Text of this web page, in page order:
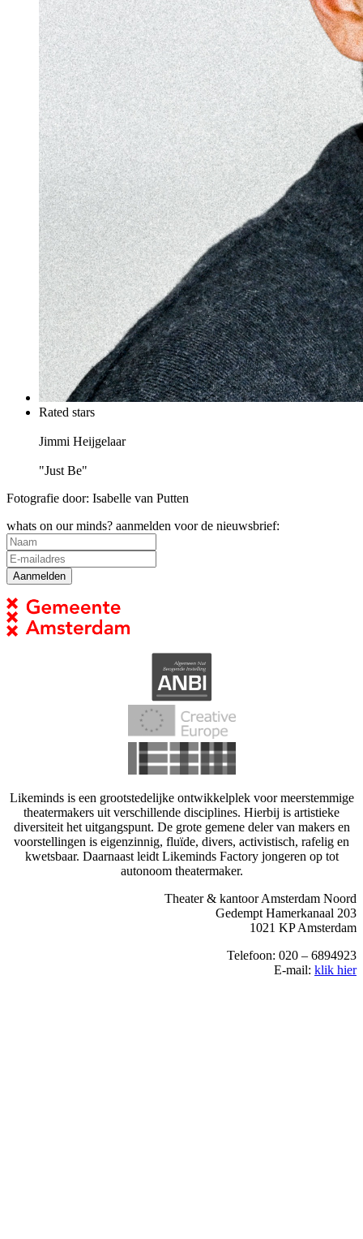
Rated stars
Jimmi Heijgelaar
"Just Be"
Fotografie door: Isabelle van Putten
whats on our minds? aanmelden voor de nieuwsbrief:
Likeminds is een grootstedelijke ontwikkelplek voor meerstemmige
theatermakers uit verschillende disciplines. Hierbij is artistieke
diversiteit het uitgangspunt. De grote gemene deler van makers en
voorstellingen is eigenzinnig, fluïde, divers, activistisch, rafelig en
kwetsbaar. Daarnaast leidt Likeminds Factory jongeren op tot
autonoom theatermaker.
Theater & kantoor Amsterdam Noord
Gedempt Hamerkanaal 203
1021 KP Amsterdam
Telefoon: 020 – 6894923
E-mail: klik hier